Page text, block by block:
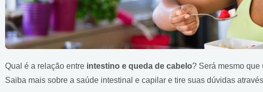
Qual é a relação entre intestino e queda de cabelo? Será mesmo que
Saiba mais sobre a saúde intestinal e capilar e tire suas dúvidas